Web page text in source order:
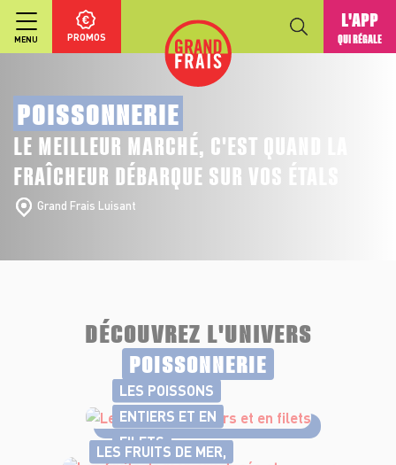
MENU PROMOS
L'APP
QUI RÉGALE
POISSONNERIE
LE MEILLEUR MARCHÉ, C'EST QUAND LA
FRAÎCHEUR DÉBARQUE SUR VOS ÉTALS
Grand Frais Luisant
DÉCOUVREZ L'UNIVERS
POISSONNERIE
LES POISSONS
ENTIERS ET EN
FILETS
LES FRUITS DE MER,